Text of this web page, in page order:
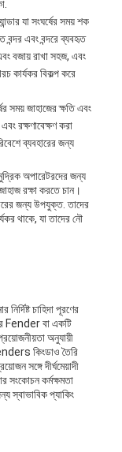
যা সংঘর্ষের সময় শক
এবং বন্দরে ব্যবহৃত
বজায় রাখা সহজ, এবং
কার্যকর বিকল্প করে
সময় জাহাজের ক্ষতি এবং
রক্ষণাবেক্ষণ করা
ব্যবহারের জন্য
অপারেটরদের জন্য
রক্ষা করতে চান।
জন্য উপযুক্ত. তাদের
থাকে, যা তাদের নৌ
চাহিদা পূরণের
Fender বা একটি
অনুযায়ী
কিংডাও তৈরি
সঙ্গে দীর্ঘমেয়াদী
সংকোচন কর্মক্ষমতা
স্বাভাবিক প্যাকিং